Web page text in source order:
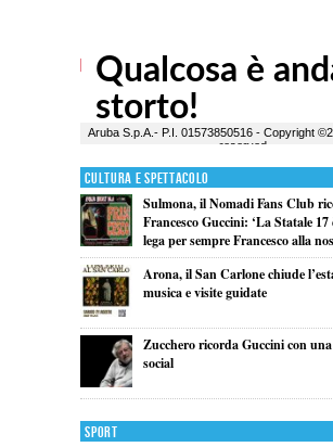
Cultura e Spettacolo
Sulmona, il Nomadi Fans Club
Francesco Guccini: ‘La Statale 17
lega per sempre Francesco alla
Arona, il San Carlone chiude
musica e visite guidate
Zucchero ricorda Guccini con
social
Sport